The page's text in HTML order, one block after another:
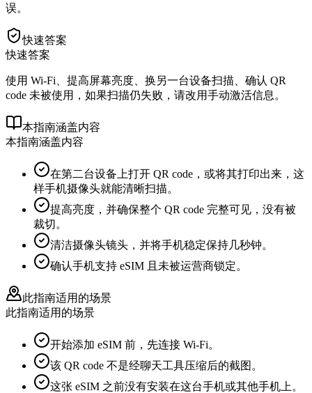
误。
快速答案
快速答案
使用 Wi-Fi、提高屏幕亮度、换另一台设备扫描、确认 QR
code 未被使用，如果扫描仍失败，请改用手动激活信息。
本指南涵盖内容
本指南涵盖内容
在第二台设备上打开 QR code，或将其打印出来，这
样手机摄像头就能清晰扫描。
提高亮度，并确保整个 QR code 完整可见，没有被
裁切。
清洁摄像头镜头，并将手机稳定保持几秒钟。
确认手机支持 eSIM 且未被运营商锁定。
此指南适用的场景
此指南适用的场景
开始添加 eSIM 前，先连接 Wi-Fi。
该 QR code 不是经聊天工具压缩后的截图。
这张 eSIM 之前没有安装在这台手机或其他手机上。